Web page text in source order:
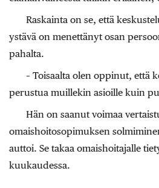
Raskainta on se, että
ystävä on menettänyt osan
pahalta.
– Toisaalta olen oppinut, että
perustua muillekin asioille kuin
Hän on saanut voimaa
omaishoitosopimuksen
auttoi. Se takaa omaishoitajalle
kuukaudessa.